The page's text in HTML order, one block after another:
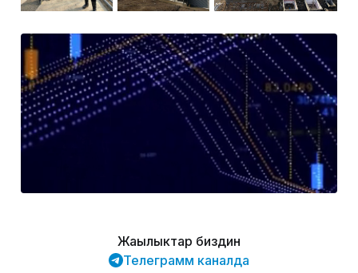
Жаңылыктар биздин
Телеграмм каналда